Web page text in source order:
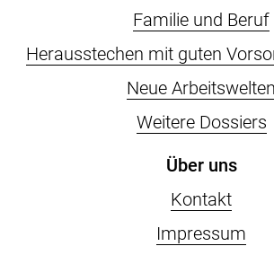
Familie und Beruf
Herausstechen mit guten
Neue Arbeitswelten
Weitere Dossiers
Über uns
Kontakt
Impressum